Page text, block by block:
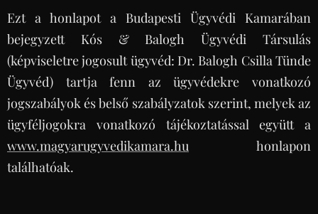
Ezt a honlapot a Budapesti Ügyvédi Kamarában
bejegyzett Kós & Balogh Ügyvédi Társulás
(képviseletre jogosult ügyvéd: Dr. Balogh Csilla Tünde
Ügyvéd) tartja fenn az ügyvédekre vonatkozó
jogszabályok és belső szabályzatok szerint, melyek az
ügyféljogokra vonatkozó tájékoztatással együtt a
www.magyarugyvedikamara.hu honlapon
találhatóak.